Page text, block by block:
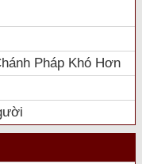
Pháp Khó Hơn